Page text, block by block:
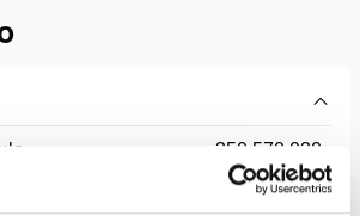
350.570.030